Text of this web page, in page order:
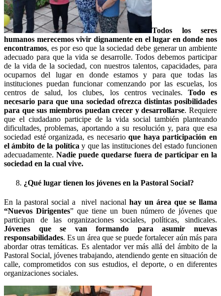
Todos los seres
humanos merecemos vivir dignamente en el lugar en donde nos
encontramos, es por eso que la sociedad debe generar un ambiente
adecuado para que la vida se desarrolle. Todos debemos participar
de la vida de la sociedad, con nuestros talentos, capacidades, para
ocuparnos del lugar en donde estamos y para que todas las
instituciones puedan funcionar comenzando por las escuelas, los
centros de salud, los clubes, los centros vecinales. Todo es
necesario para que una sociedad ofrezca distintas posibilidades
para que sus miembros puedan crecer y desarrollarse. Requiere
que el ciudadano participe de la vida social también planteando
dificultades, problemas, aportando a su resolución y, para que esa
sociedad esté organizada, es necesarioque haya participación en
el ámbito de la política y que las instituciones del estado funcionen
adecuadamente. Nadie puede quedarse fuera de participar en la
sociedad en la cual vive.
¿Qué lugar tienen los jóvenes en la Pastoral Social?
En la pastoral social a nivel nacional hay un área que se llama
“Nuevos Dirigentes” que tiene un buen número de jóvenes que
participan de las organizaciones sociales, políticas, sindicales.
Jóvenes que se van formando para asumir nuevas
responsabilidades. Es un área que se puede fortalecer aún más para
abordar otras temáticas. Es alentador ver más allá del ámbito de la
Pastoral Social, jóvenes trabajando, atendiendo gente en situación de
calle, comprometidos con sus estudios, el deporte, o en diferentes
organizaciones sociales.